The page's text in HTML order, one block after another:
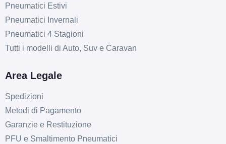
Foro centrale: 66.1mm
Esaurito
ARCASTING Racer Matt
Foro centrale: 84.1mm
Esaurito
ARCASTING Racer Matt
Bronze 5 fori 16" 7X16
Pneumatici Estivi
Pneumatici Invernali
Pneumatici 4 Stagioni
Tutti i modelli di Auto, Suv e Caravan
Area Legale
Spedizioni
Metodi di Pagamento
Garanzie e Restituzione
PFU e Smaltimento Pneumatici